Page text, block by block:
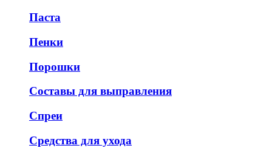
Паста
Пенки
Порошки
Составы для выправления
Спреи
Средства для ухода